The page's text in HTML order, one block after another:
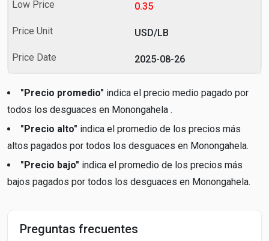
0.35
USD/LB
2025-08-26
"Precio promedio" indica el precio medio pagado por
todos los desguaces en Monongahela .
"Precio alto" indica el promedio de los precios más
altos pagados por todos los desguaces en Monongahela.
"Precio bajo" indica el promedio de los precios más
bajos pagados por todos los desguaces en Monongahela.
Preguntas frecuentes